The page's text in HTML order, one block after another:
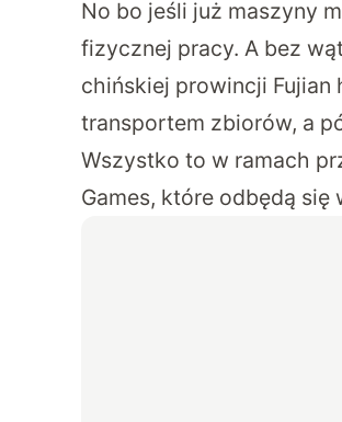
No bo jeśli już maszyny
fizycznej pracy. A bez
chińskiej prowincji Fujian
transportem zbiorów, a
Wszystko to w ramach
Games, które odbędą się